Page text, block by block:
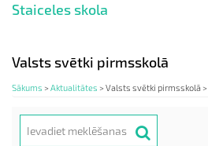
Pārlekt
saturu
Staiceles skola
Valsts svētki pirmsskolā
Sākums >Aktualitātes >Valsts svētki pirmsskolā >
Search